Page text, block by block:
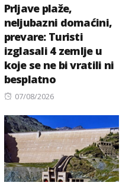
Prljave plaže,
neljubazni domaćini,
prevare: Turisti
izglasali 4 zemlje u
koje se ne bi vratili ni
besplatno
Posted
07/08/2026